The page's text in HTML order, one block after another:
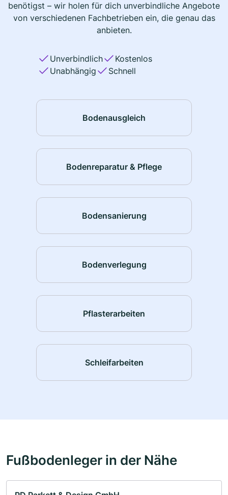
benötigst – wir holen für dich unverbindliche Angebote
von verschiedenen Fachbetrieben ein, die genau das
anbieten.
Unverbindlich
Kostenlos
Unabhängig
Schnell
Bodenausgleich
Bodenreparatur & Pflege
Bodensanierung
Bodenverlegung
Pflasterarbeiten
Schleifarbeiten
Fußbodenleger in der Nähe